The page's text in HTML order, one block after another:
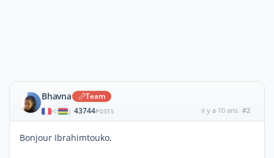
Bhavna Team
| 43744POSTS il y a 10 ans #2
Bonjour Ibrahimtouko,